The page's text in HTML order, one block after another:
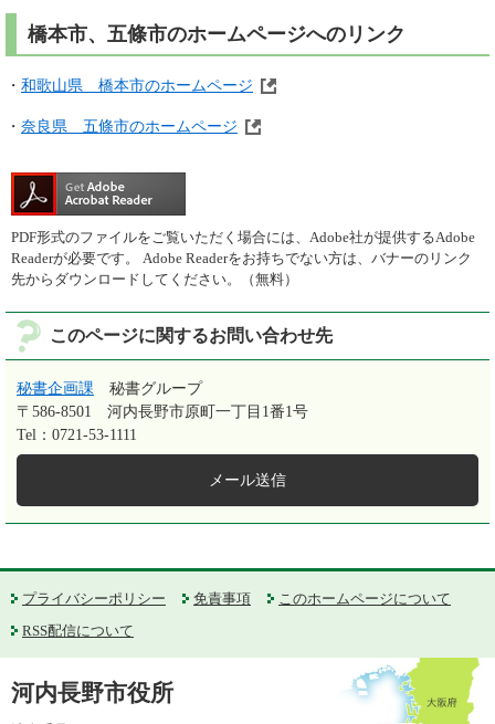
橋本市、五條市のホームページへのリンク
・ 和歌山県 橋本市のホームページ
・ 奈良県 五條市のホームページ
PDF形式のファイルをご覧いただく場合には、Adobe社が提供するAdobe
Readerが必要です。
Adobe Readerをお持ちでない方は、バナーのリンク
先からダウンロードしてください。（無料）
このページに関するお問い合わせ先
秘書企画課
秘書グループ
〒586-8501
河内長野市原町一丁目1番1号
Tel：0721-53-1111
メール送信
プライバシーポリシー 免責事項
このホームページについて
RSS配信について
河内長野市役所